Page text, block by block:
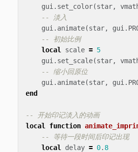
gui . set_color(star,
-- 淡入
gui . animate(star, gui .
-- 初始比例
local
scale = 5
gui . set_scale(star,
-- 缩小回原位
gui . animate(star, gui .
end
-- 开始印记淡入的动画
local
function
-- 等待一段时间后印记出现
local
delay = 0. 8